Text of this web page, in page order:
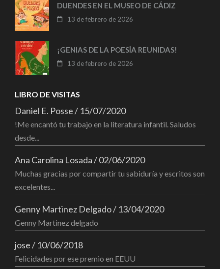
DUENDES EN EL MUSEO DE CÁDIZ
13 de febrero de 2026
¡GENIAS DE LA POESÍA REUNIDAS!
13 de febrero de 2026
LIBRO DE VISITAS
Daniel E. Posse/ 15/07/2020
!Me encantó tu trabajo en la literatura infantil. Saludos
desde...
Ana Carolina Losada/02/06/2020
Muchas gracias por compartir tu sabiduría y escritos son
excelentes...
Genny Martinez Delgado/ 13/04/2020
Genny Martinez delgado
jose/ 10/06/2018
Felicidades por ese premio en EEUU